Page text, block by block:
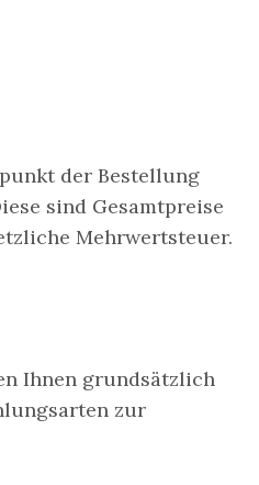
der Bestellung
sind Gesamtpreise
Mehrwertsteuer.
Ihnen grundsätzlich
zur